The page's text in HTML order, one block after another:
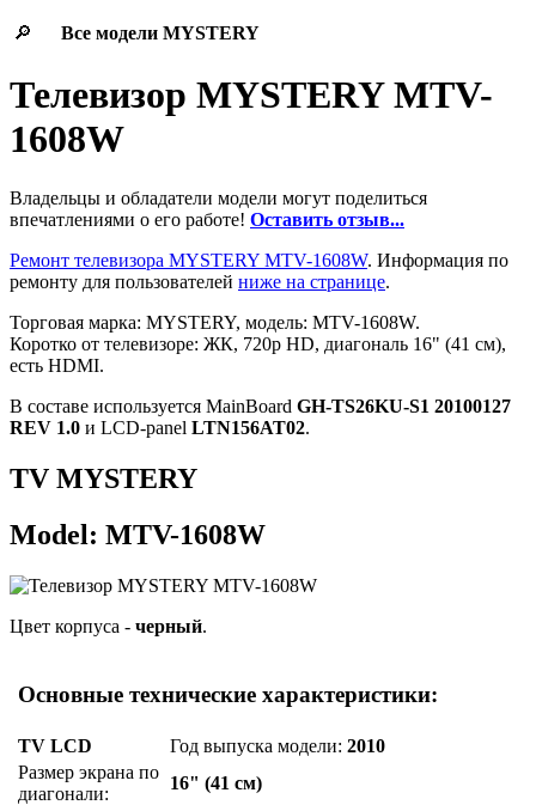
🔎 Все модели MYSTERY
Телевизор MYSTERY MTV-
1608W
Владельцы и обладатели модели могут поделиться
впечатлениями о его работе! Оставить отзыв...
Ремонт телевизора MYSTERY MTV-1608W. Информация по
ремонту для пользователей ниже на странице.
Торговая марка: MYSTERY, модель: MTV-1608W.
Коротко от телевизоре: ЖК, 720p HD, диагональ 16" (41 см),
есть HDMI.
В составе используется MainBoard GH-TS26KU-S1 20100127
REV 1.0 и LCD-panel LTN156AT02.
TV MYSTERY
Model: MTV-1608W
Цвет корпуса - черный.
Основные технические характеристики:
TV LCD Год выпуска модели:2010
Размер экрана по
диагонали:
16" (41 см)